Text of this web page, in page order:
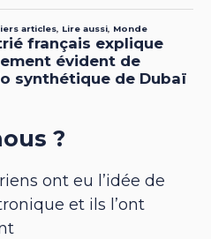
?
ont eu l’idée de
et ils l’ont